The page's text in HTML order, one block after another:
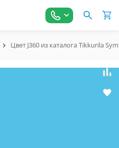
Цвет J360 из каталога Tikkurila